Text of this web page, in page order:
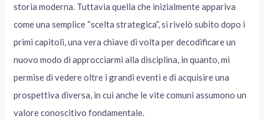
storia moderna. Tuttavia quella che inizialmente appariva
come una semplice “scelta strategica”, si rivelò subito dopo i
primi capitoli, una vera chiave di volta per decodificare un
nuovo modo di approcciarmi alla disciplina, in quanto, mi
permise di vedere oltre i grandi eventi e di acquisire una
prospettiva diversa, in cui anche le vite comuni assumono un
valore conoscitivo fondamentale.